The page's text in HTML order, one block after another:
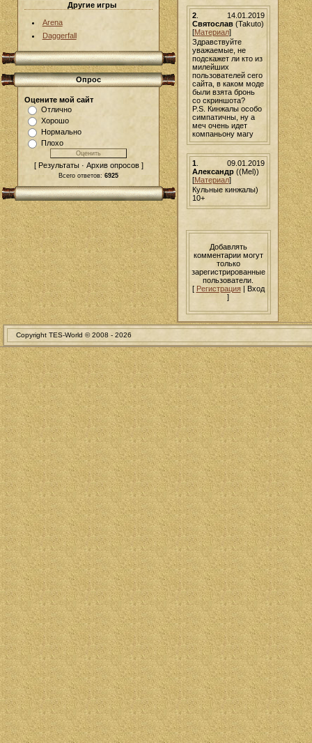
Другие игры
Arena
Daggerfall
Опрос
Оцените мой сайт
Отлично
Хорошо
Нормально
Плохо
[ Результаты · Архив опросов ]
Всего ответов: 6925
14.01.2019
2.
Святослав(Takuto)
[Материал]
Здравствуйте
уважаемые, не
подскажет ли кто из
милейших
пользователей сего
сайта, в каком моде
были взята бронь
со скриншота?
P.S. Кинжалы особо
симпатичны, ну а
меч очень идет
компаньону магу
09.01.2019
1.
Александр((Mel))
[Материал]
Кульные кинжалы)
10+
Добавлять
комментарии могут
только
зарегистрированные
пользователи.
[ Регистрация| Вход
]
Copyright TES-World © 2008 - 2026